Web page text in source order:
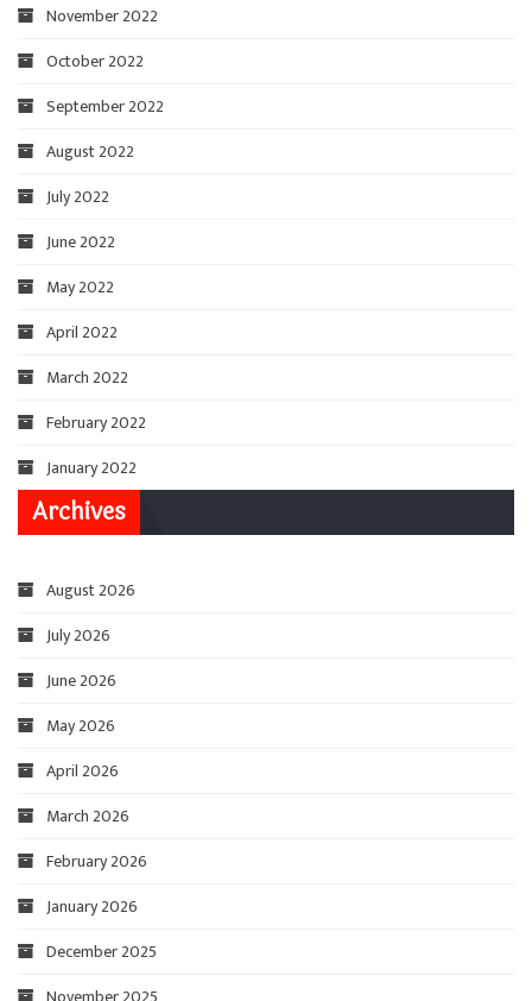
November 2022
October 2022
September 2022
August 2022
July 2022
June 2022
May 2022
April 2022
March 2022
February 2022
January 2022
Archives
August 2026
July 2026
June 2026
May 2026
April 2026
March 2026
February 2026
January 2026
December 2025